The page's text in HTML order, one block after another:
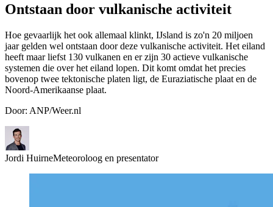
Ontstaan door vulkanische activiteit
Hoe gevaarlijk het ook allemaal klinkt, IJsland is zo'n 20 miljoen
jaar gelden wel ontstaan door deze vulkanische activiteit. Het eiland
heeft maar liefst 130 vulkanen en er zijn 30 actieve vulkanische
systemen die over het eiland lopen. Dit komt omdat het precies
bovenop twee tektonische platen ligt, de Euraziatische plaat en de
Noord-Amerikaanse plaat.
Door: ANP/Weer.nl
Jordi HuirneMeteoroloog en presentator